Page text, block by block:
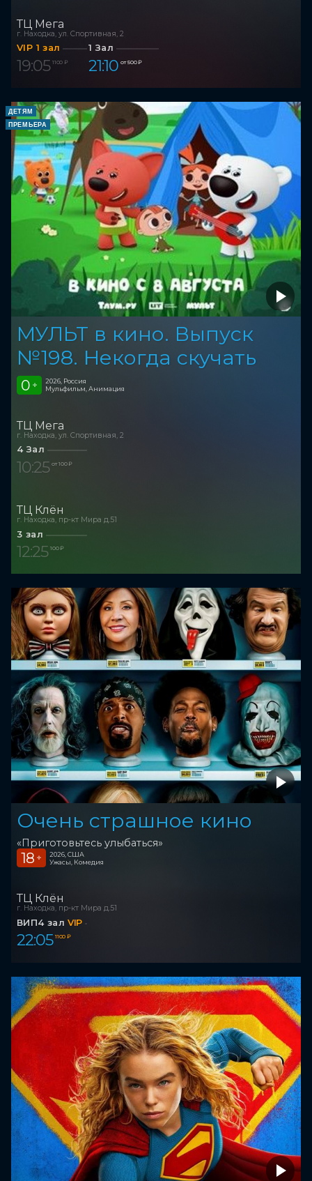
ТЦ Мега
г. Находка, ул. Спортивная, 2
VIP 1 зал
19:05 1 100 ₽
1 Зал
21:10 от 500 ₽
ДЕТЯМ
ПРЕМЬЕРА
МУЛЬТ в кино. Выпуск
№198. Некогда скучать
0 +
2026, Россия
Мульфильм, Анимация
ТЦ Мега
г. Находка, ул. Спортивная, 2
4 Зал
10:25 от 100 ₽
ТЦ Клён
г. Находка, пр-кт Мира д.51
3 зал
12:25 100 ₽
Очень страшное кино
«Приготовьтесь улыбаться»
18 +
2026, США
Ужасы, Комедия
ТЦ Клён
г. Находка, пр-кт Мира д.51
ВИП4 зал VIP
22:05 1 100 ₽